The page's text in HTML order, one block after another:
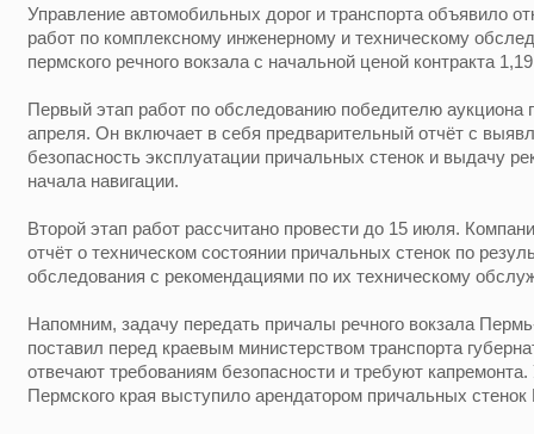
Управление автомобильных дорог и транспорта объявило
работ по комплексному инженерному и техническому
пермского речного вокзала с начальной ценой контракта
Первый этап работ по обследованию победителю аукциона
апреля. Он включает в себя предварительный отчёт с
безопасность эксплуатации причальных стенок и выдачу
начала навигации.
Второй этап работ рассчитано провести до 15 июля.
отчёт о техническом состоянии причальных стенок по
обследования с рекомендациями по их техническому
Напомним, задачу передать причалы речного вокзала
поставил перед краевым министерством транспорта
отвечают требованиям безопасности и требуют
Пермского края выступило арендатором причальных